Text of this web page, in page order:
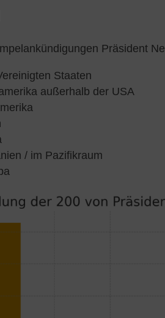
Präsident
Staaten
außerhalb der USA
/ im Pazifikraum